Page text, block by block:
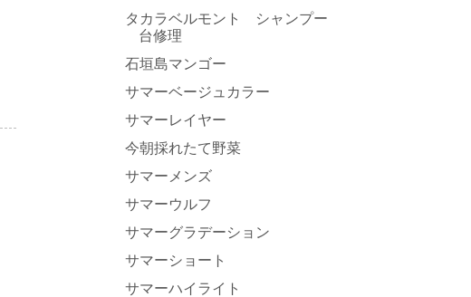
タカラベルモント シャンプー
台修理
石垣島マンゴー
サマーベージュカラー
サマーレイヤー
今朝採れたて野菜
サマーメンズ
サマーウルフ
サマーグラデーション
サマーショート
サマーハイライト